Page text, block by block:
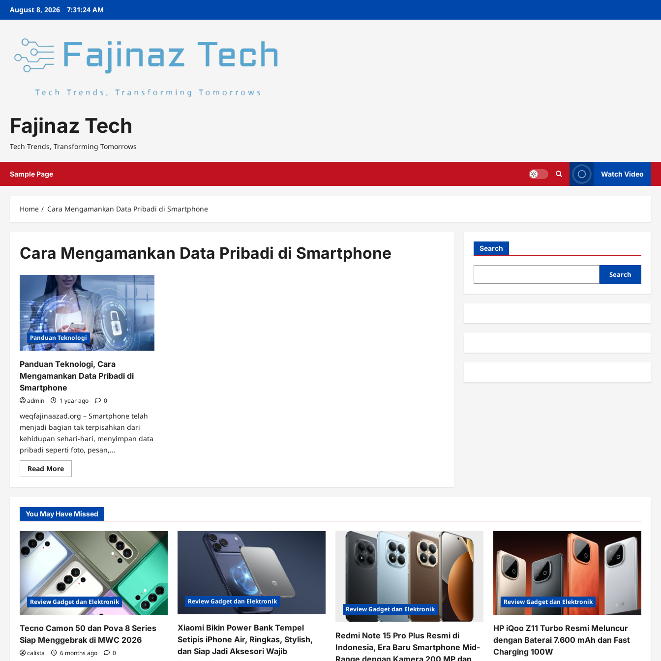
SkipAugust 8, 2026 7:31:24 AM
Fajinaz Tech
Tech Trends, Transforming Tomorrows
Sample Page Watch Video
Home Cara Mengamankan Data Pribadi di Smartphone
Cara Mengamankan Data Pribadi di Smartphone
Panduan Teknologi
Panduan Teknologi, Cara
Mengamankan Data Pribadi di
Smartphone
admin 1 year ago 0
weqfajinaazad.org – Smartphone telah
menjadi bagian tak terpisahkan dari
kehidupan sehari-hari, menyimpan data
pribadi seperti foto, pesan,...
Read MoreRead
more
Panduan
Mengamankan
Data
Pribadi
di
Smartphone
Search
Search
You May Have Missed
Review Gadget dan Elektronik
Tecno Camon 50 dan Pova 8 Series
Siap Menggebrak di MWC 2026
calista 6 months ago 0
Review Gadget dan Elektronik
Xiaomi Bikin Power Bank Tempel
Setipis iPhone Air, Ringkas, Stylish,
dan Siap Jadi Aksesori Wajib
Review Gadget dan Elektronik
Redmi Note 15 Pro Plus Resmi di
Indonesia, Era Baru Smartphone Mid-
Range dengan Kamera 200 MP dan
Review Gadget dan Elektronik
HP iQoo Z11 Turbo Resmi Meluncur
dengan Baterai 7.600 mAh dan Fast
Charging 100W